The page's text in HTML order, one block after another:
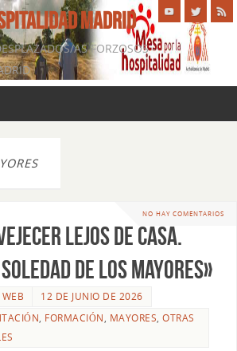
MADRID
AS FORZOSOS -
NO HAY COMENTARIOS
LEJOS DE CASA.
DE LOS MAYORES»
12 DE JUNIO DE 2026
, FORMACIÓN, MAYORES,OTRAS